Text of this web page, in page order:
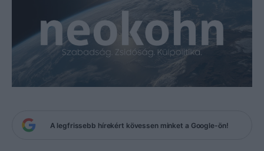
A legfrissebb hírekért kövessen minket a Google-ön!